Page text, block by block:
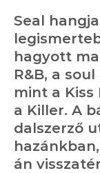
Seal
hagyott
R&B, a
mint a Kiss
a Killer. A
dalszerző
án